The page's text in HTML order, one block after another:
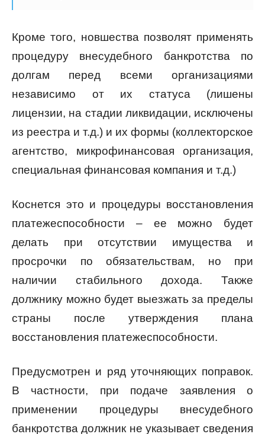
Кроме того, новшества позволят применять
процедуру внесудебного банкротства по
долгам перед всеми организациями
независимо от их статуса (лишены
лицензии, на стадии ликвидации, исключены
из реестра и т.д.) и их формы (коллекторское
агентство, микрофинансовая организация,
специальная финансовая компания и т.д.)
Коснется это и процедуры восстановления
платежеспособности – ее можно будет
делать при отсутствии имущества и
просрочки по обязательствам, но при
наличии стабильного дохода. Также
должнику можно будет выезжать за пределы
страны после утверждения плана
восстановления платежеспособности.
Предусмотрен и ряд уточняющих поправок.
В частности, при подаче заявления о
применении процедуры внесудебного
банкротства должник не указывает сведения